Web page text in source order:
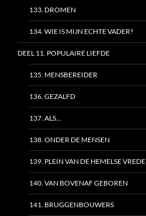
133. DROMEN
134. WIE IS MIJN ECHTE VADER?
DEEL 11. POPULAIRE LIEFDE
135. MENSBEREIDER
136. GEZALFD
137. ALS…
138. ONDER DE MENSEN
139. PLEIN VAN DE HEMELSE VREDE
140. VAN BOVENAF GEBOREN
141. BRUGGENBOUWERS